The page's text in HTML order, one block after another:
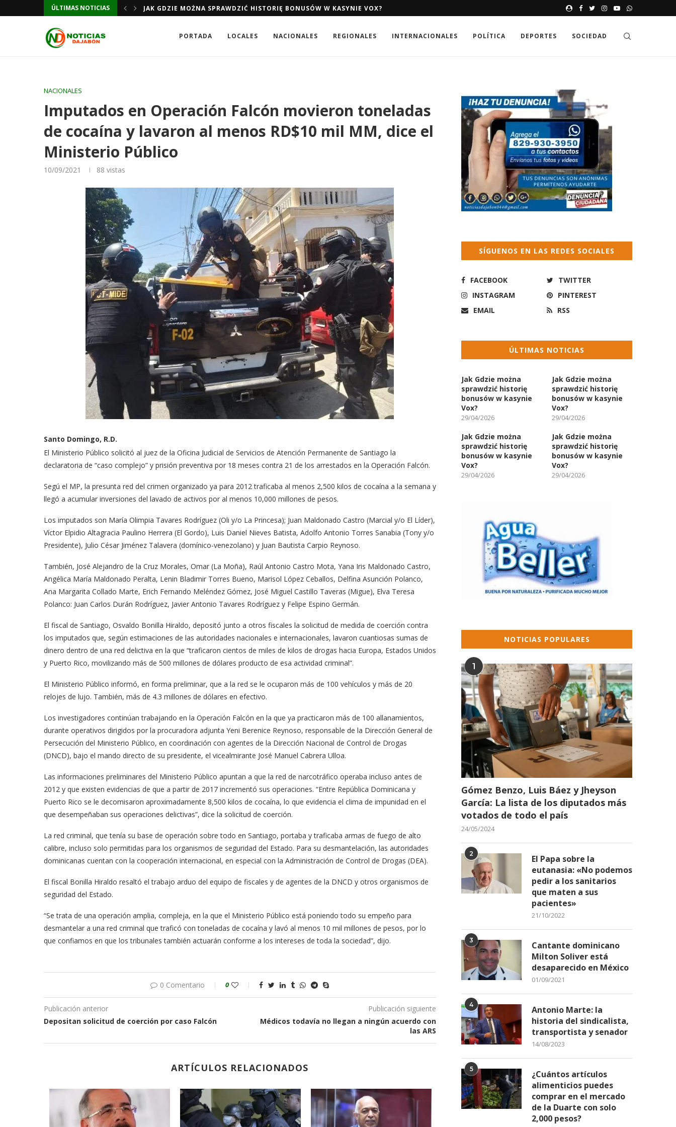
ÚLTIMAS NOTICIAS
SICUREZZA DI GIOCO JAK GDZIE MOŻNA SPRAWDZIĆ HISTORIĘ BONUSÓW W KASYNIE VOX? JAK GDZIE MOŻNA
PORTADA LOCALES NACIONALES REGIONALES INTERNACIONALES POLÍTICA DEPORTES SOCIEDAD
NACIONALES
Imputados en Operación Falcón movieron toneladas
de cocaína y lavaron al menos RD$10 mil MM, dice el
Ministerio Público
10/09/2021 88 vistas
Santo Domingo, R.D.
El Ministerio Público solicitó al juez de la Oficina Judicial de Servicios de Atención Permanente de Santiago la
declaratoria de “caso complejo” y prisión preventiva por 18 meses contra 21 de los arrestados en la Operación Falcón.
Segú el MP, la presunta red del crimen organizado ya para 2012 traficaba al menos 2,500 kilos de cocaína a la semana y
llegó a acumular inversiones del lavado de activos por al menos 10,000 millones de pesos.
Los imputados son María Olimpia Tavares Rodríguez (Oli y/o La Princesa); Juan Maldonado Castro (Marcial y/o El Líder),
Víctor Elpidio Altagracia Paulino Herrera (El Gordo), Luis Daniel Nieves Batista, Adolfo Antonio Torres Sanabia (Tony y/o
Presidente), Julio César Jiménez Talavera (domínico-venezolano) y Juan Bautista Carpio Reynoso.
También, José Alejandro de la Cruz Morales, Omar (La Moña), Raúl Antonio Castro Mota, Yana Iris Maldonado Castro,
Angélica María Maldonado Peralta, Lenin Bladimir Torres Bueno, Marisol López Ceballos, Delfina Asunción Polanco,
Ana Margarita Collado Marte, Erich Fernando Meléndez Gómez, José Miguel Castillo Taveras (Migue), Elva Teresa
Polanco: Juan Carlos Durán Rodríguez, Javier Antonio Tavares Rodríguez y Felipe Espino Germán.
El fiscal de Santiago, Osvaldo Bonilla Hiraldo, depositó junto a otros fiscales la solicitud de medida de coerción contra
los imputados que, según estimaciones de las autoridades nacionales e internacionales, lavaron cuantiosas sumas de
dinero dentro de una red delictiva en la que “traficaron cientos de miles de kilos de drogas hacia Europa, Estados Unidos
y Puerto Rico, movilizando más de 500 millones de dólares producto de esa actividad criminal”.
El Ministerio Público informó, en forma preliminar, que a la red se le ocuparon más de 100 vehículos y más de 20
relojes de lujo. También, más de 4.3 millones de dólares en efectivo.
Los investigadores continúan trabajando en la Operación Falcón en la que ya practicaron más de 100 allanamientos,
durante operativos dirigidos por la procuradora adjunta Yeni Berenice Reynoso, responsable de la Dirección General de
Persecución del Ministerio Público, en coordinación con agentes de la Dirección Nacional de Control de Drogas
(DNCD), bajo el mando directo de su presidente, el vicealmirante José Manuel Cabrera Ulloa.
Las informaciones preliminares del Ministerio Público apuntan a que la red de narcotráfico operaba incluso antes de
2012 y que existen evidencias de que a partir de 2017 incrementó sus operaciones. “Entre República Dominicana y
Puerto Rico se le decomisaron aproximadamente 8,500 kilos de cocaína, lo que evidencia el clima de impunidad en el
que desempeñaban sus operaciones delictivas”, dice la solicitud de coerción.
La red criminal, que tenía su base de operación sobre todo en Santiago, portaba y traficaba armas de fuego de alto
calibre, incluso solo permitidas para los organismos de seguridad del Estado. Para su desmantelación, las autoridades
dominicanas cuentan con la cooperación internacional, en especial con la Administración de Control de Drogas (DEA).
El fiscal Bonilla Hiraldo resaltó el trabajo arduo del equipo de fiscales y de agentes de la DNCD y otros organismos de
seguridad del Estado.
“Se trata de una operación amplia, compleja, en la que el Ministerio Público está poniendo todo su empeño para
desmantelar a una red criminal que traficó con toneladas de cocaína y lavó al menos 10 mil millones de pesos, por lo
que confiamos en que los tribunales también actuarán conforme a los intereses de toda la sociedad”, dijo.
0 Comentario 0
Publicación anterior
Depositan solicitud de coerción por caso Falcón
Publicación siguiente
Médicos todavía no llegan a ningún acuerdo con
las ARS
ARTÍCULOS RELACIONADOS
Faride Raful sobre el caso Falcón:
“Así se...
13/09/2021
SÍGUENOS EN LAS REDES SOCIALES
FACEBOOK
TWITTER
INSTAGRAM
PINTEREST
EMAIL
RSS
ÚLTIMAS NOTICIAS
Jak Gdzie można
sprawdzić historię
bonusów w kasynie
Vox?
29/04/2026
Jak Gdzie można
sprawdzić historię
bonusów w kasynie
Vox?
29/04/2026
Jak Gdzie można
sprawdzić historię
bonusów w kasynie
Vox?
29/04/2026
Jak Gdzie można
sprawdzić historię
bonusów w kasynie
Vox?
29/04/2026
NOTICIAS POPULARES
1
Gómez Benzo, Luis Báez y Jheyson
García: La lista de los diputados más
votados de todo el país
24/05/2024
2
El Papa sobre la
eutanasia: «No podemos
pedir a los sanitarios
que maten a sus
pacientes»
21/10/2022
3
Cantante dominicano
Milton Soliver está
desaparecido en México
01/09/2021
4
Antonio Marte: la
historia del sindicalista,
transportista y senador
14/08/2023
5
¿Cuántos artículos
alimenticios puedes
comprar en el mercado
de la Duarte con solo
2,000 pesos?